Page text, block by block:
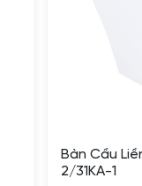
Bàn Cầu
2/31KA-1